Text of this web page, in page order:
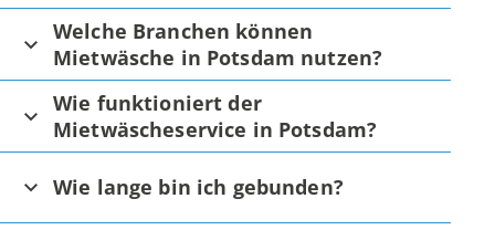
Welche Branchen können
Mietwäsche in Potsdam nutzen?
Wie funktioniert der
Mietwäscheservice in Potsdam?
Wie lange bin ich gebunden?